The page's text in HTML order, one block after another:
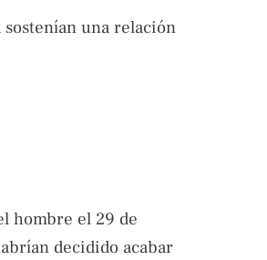
una relación
hombre el 29 de
decidido acabar